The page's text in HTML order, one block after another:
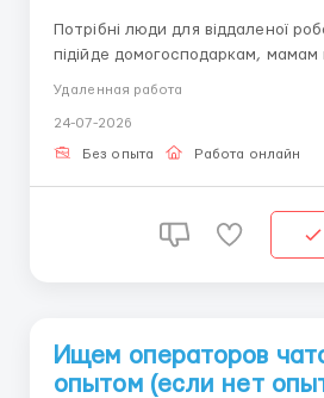
Потрібні люди для віддаленої
підійде домогосподаркам, мамам
шукає підробіток поєднуючи з
Обов’яки: - робота над
базою - реєстрація клієнтів у
Удаленная работа
24-07-2026
Без опыта Работа онлайн
Ищем операторов
опытом (если нет